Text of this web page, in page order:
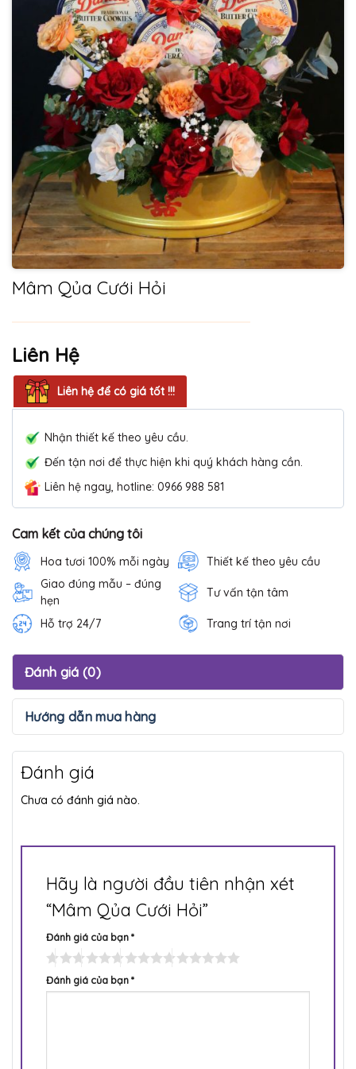
Mâm Qủa Cưới Hỏi
Liên Hệ
Liên hệ để có giá tốt !!!
Nhận thiết kế theo yêu cầu.
Đến tận nơi để thực hiện khi quý khách hàng cần.
Liên hệ ngay, hotline: 0966 988 581
Cam kết của chúng tôi
Hoa tươi 100% mỗi ngày
Thiết kế theo yêu cầu
Giao đúng mẫu – đúng
hẹn
Tư vấn tận tâm
Hỗ trợ 24/7 Trang trí tận nơi
Đánh giá (0)
Hướng dẫn mua hàng
Đánh giá
Chưa có đánh giá nào.
Hãy là người đầu tiên nhận xét
“Mâm Qủa Cưới Hỏi”
Đánh giá của bạn*
Đánh giá của bạn*